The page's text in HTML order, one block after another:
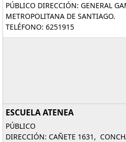
PÚBLICO DIRECCIÓN: GENERAL
METROPOLITANA DE SANTIAGO.
TELÉFONO: 6251915
ESCUELA ATENEA
PÚBLICO
DIRECCIÓN: CAÑETE 1631,